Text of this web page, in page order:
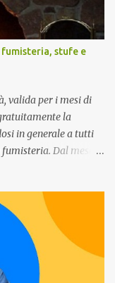
le aspettative dei
il Customer care, lo
i molteplici canali di
le
alle aspettative del
stufe e
valida per i mesi di
la
in generale a tutti
Dal mese di
in generale
tutte le aziende
del sito inserire
recapiti, recensione
da